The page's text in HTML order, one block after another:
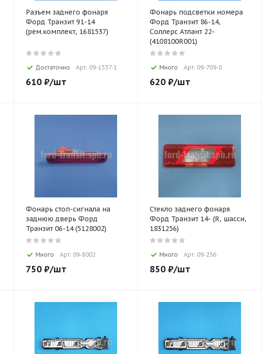
Разъем заднего фонаря
Форд Транзит 91-14
(рем.комплект, 1681537)
Достаточно Арт: 09-1537-1
610 ₽/шт
Фонарь подсветки номера
Форд Транзит 86-14,
Соллерс Атлант 22-
(4108100R001)
Много Арт: 09-709-0
620 ₽/шт
Фонарь стоп-сигнала на
заднюю дверь Форд
Транзит 06-14 (5128002)
Много Арт: 09-8002
750 ₽/шт
Стекло заднего фонаря
Форд Транзит 14- (R, шасси,
1831256)
Много Арт: 09-256
850 ₽/шт